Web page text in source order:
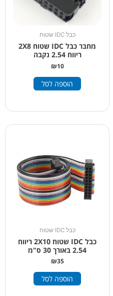
כבל IDC שטוח
מחבר כבל IDC שטוח 2X8
ריווח 2.54 נקבה
₪10
הוספה לסל
כבל IDC שטוח
כבל IDC שטוח 2X10 ריווח
2.54 באורך 30 ס"מ
₪35
הוספה לסל